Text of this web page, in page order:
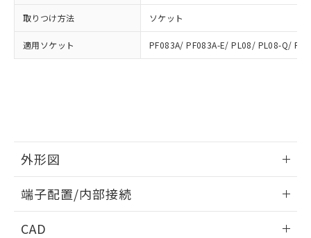
取りつけ方法 ソケット
適用ソケット PF083A/ PF083A-E/ PL08/ PL08-Q/
外形図
外形図
端子配置/内部接続
CAD
引・商談に必要な範囲で利用すること
をご了承ください。
※当社の共同利用者とは、
"個人情報
下記の非含有証明書をダウンロードするこ
とができます。
EU RoHS指令（10物質）の非含有証明書
51物質の非含有証明書（当社基準）
欄に対応日を記載しておりました。
既に当社にて対応品への在庫切替を完了
していることから、特段のことがない限
り、2022年1月12日より割愛しておりま